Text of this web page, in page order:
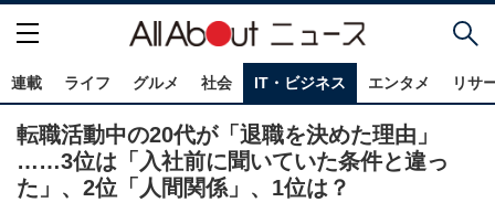
連載 ライフ グルメ 社会 IT・ビジネス エンタメ リサ
転職活動中の20代が「退職を決めた理由」
……3位は「入社前に聞いていた条件と違っ
た」、2位「人間関係」、1位は？